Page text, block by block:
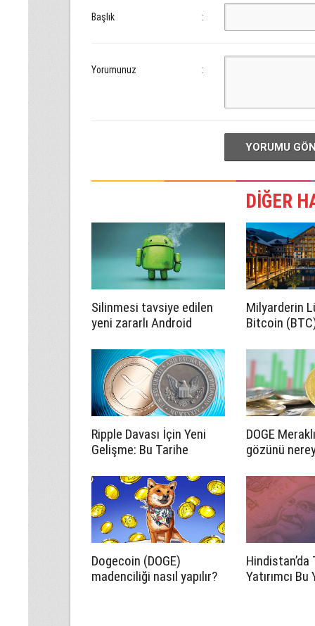
Başlık :
Yorumunuz :
YORUMU
DİĞER
Silinmesi tavsiye edilen
yeni zararlı Android
Milyarderin
Bitcoin
Edecek
Ripple Davası İçin Yeni
Gelişme: Bu Tarihe
DOGE
gözünü
Dogecoin (DOGE)
madenciliği nasıl yapılır?
Hindistan’da
Yatırımcı